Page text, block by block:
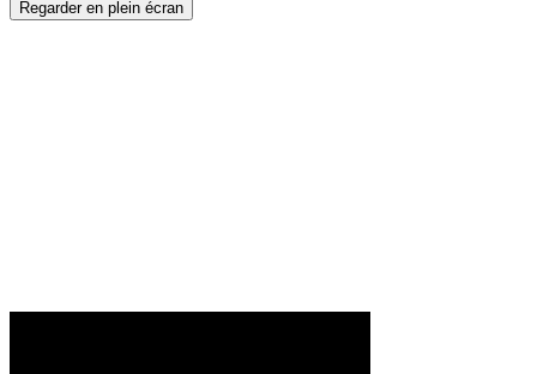
Regarder en plein écran